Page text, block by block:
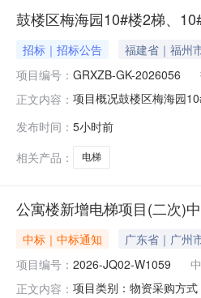
鼓楼区梅海园10#楼2梯、
招标｜招标公告 福建省｜福州
项目编号： GRXZB-GK-2026056
正文内容： 项目概况鼓楼区梅海园
16#楼1梯、16#楼3梯电
发布时间： 5小时前
相关产品：
电梯
公寓楼新增电梯项目(二次)
中标｜中标通知 广东省｜广州
项目编号： 2026-JQ02-W1059
正文内容： 项目类别：物资采购方